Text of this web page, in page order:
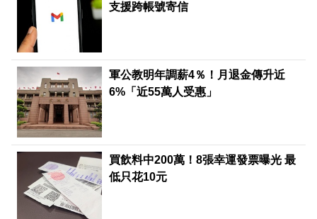
支援跨帳號寄信
軍公教明年調薪4％！月退金傳升近
6%「近55萬人受惠」
買飲料中200萬！8張幸運發票曝光 最
低只花10元